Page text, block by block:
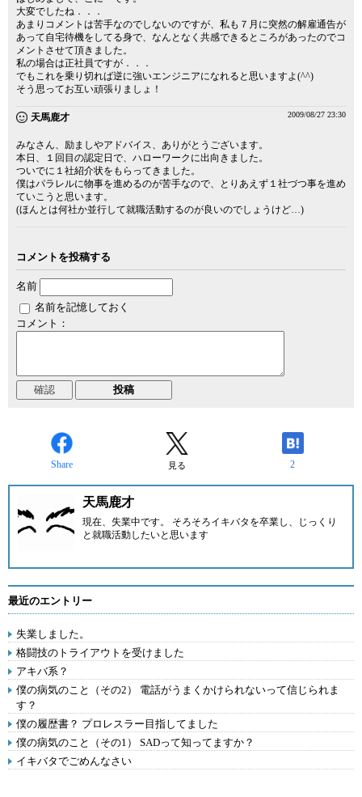
大変でしたね．．．
あまりコメントは苦手なのでしないのですが、私も７月に突然の解雇通告が
あって自宅待機をしてる身で、なんとなく共感できるところがあったのでコ
メントさせて頂きました。
私の場合は正社員ですが．．．
でもこれを乗り切れば逆に強いエンジニアになれると思いますよ(^^)
そう思ってお互い頑張りましょ！
天馬鹿才 2009/08/27 23:30
みなさん、励ましやアドバイス、ありがとうございます。
本日、１回目の認定日で、ハローワークに出向きました。
ついでに１社紹介状をもらってきました。
僕はパラレルに物事を進めるのが苦手なので、とりあえず１社づつ事を進め
ていこうと思います。
(ほんとは何社か並行して就職活動するのが良いのでしょうけど…)
コメントを投稿する
名前
名前を記憶しておく
コメント：
Share 見る 2
天馬鹿才
現在、失業中です。 そろそろイキバタを卒業し、じっくり
と就職活動したいと思います
最近のエントリー
失業しました。
格闘技のトライアウトを受けました
アキバ系？
僕の病気のこと（その2） 電話がうまくかけられないって信じられま
す？
僕の履歴書？ プロレスラー目指してました
僕の病気のこと（その1） SADって知ってますか？
イキバタでごめんなさい